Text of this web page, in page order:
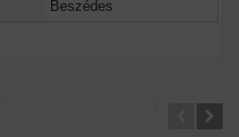
Beszédes